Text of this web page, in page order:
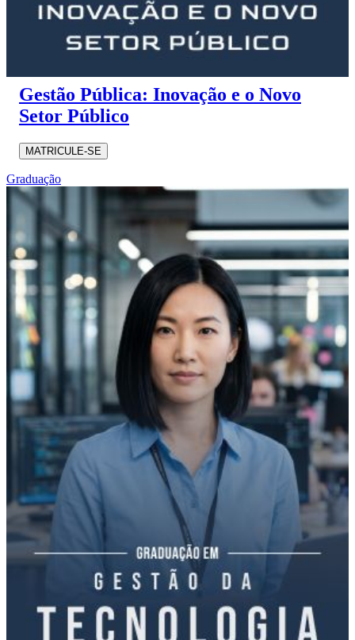
Gestão Pública: Inovação e o Novo
Setor Público
MATRICULE-SE
Graduação